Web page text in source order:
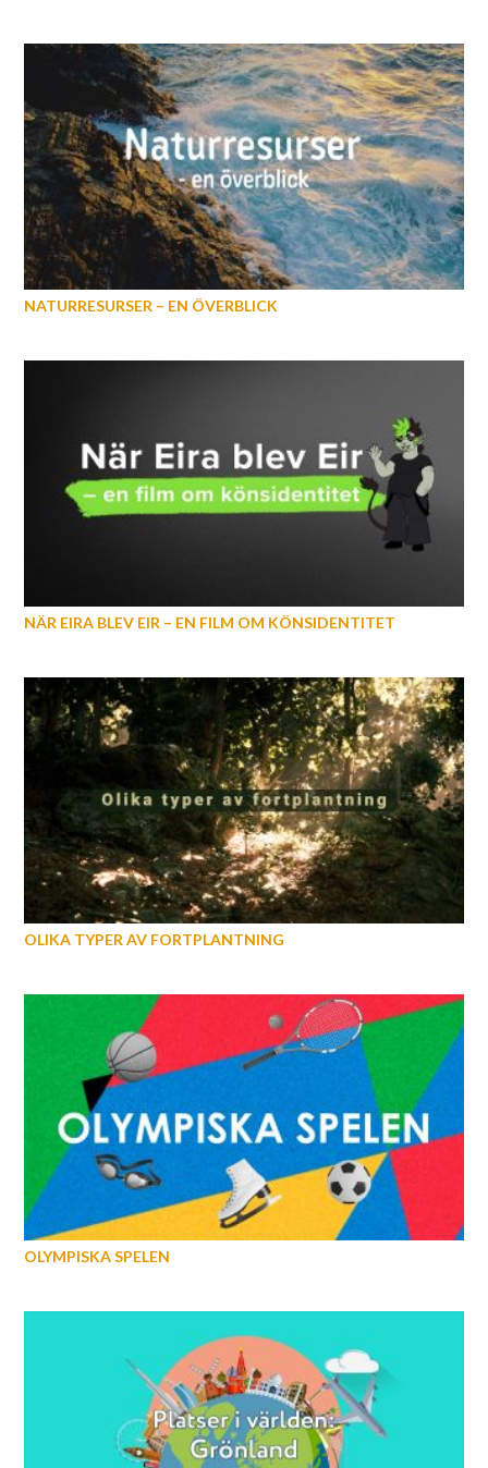
NATURRESURSER – EN ÖVERBLICK
NÄR EIRA BLEV EIR – EN FILM OM KÖNSIDENTITET
OLIKA TYPER AV FORTPLANTNING
OLYMPISKA SPELEN